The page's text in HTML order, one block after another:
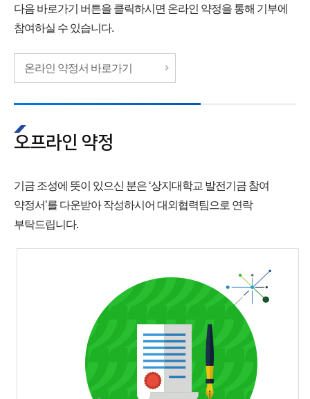
다음 바로가기 버튼을 클릭하시면 온라인 약정을 통해 기부에
참여하실 수 있습니다.
온라인 약정서 바로가기
오프라인 약정
기금 조성에 뜻이 있으신 분은 ‘상지대학교 발전기금 참여
약정서’를 다운받아 작성하시어 대외협력팀으로 연락
부탁드립니다.